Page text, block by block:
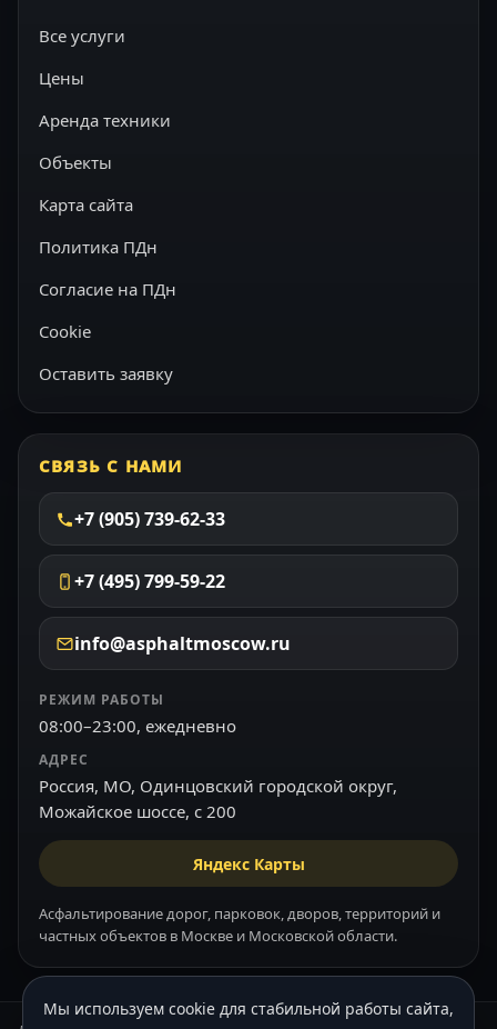
Все услуги
Цены
Аренда техники
Объекты
Карта сайта
Политика ПДн
Согласие на ПДн
Cookie
Оставить заявку
СВЯЗЬ С НАМИ
+7 (905) 739-62-33
+7 (495) 799-59-22
info@asphaltmoscow.ru
РЕЖИМ РАБОТЫ
08:00–23:00, ежедневно
АДРЕС
Россия, МО, Одинцовский городской округ,
Можайское шоссе, с 200
Яндекс Карты
Асфальтирование дорог, парковок, дворов, территорий и
частных объектов в Москве и Московской области.
Мы используем cookie для стабильной работы сайта,